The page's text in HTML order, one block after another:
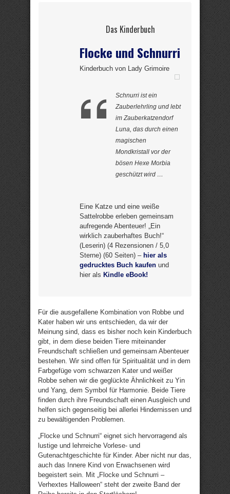
Das Kinderbuch
Flocke und Schnurri
Kinderbuch von Lady Grimoire
Schnurri ist ein
Zauberlehrling und lebt
im Zauberkatzendorf
Luna, das durch einen
magischen
Mondkristall vor der
bösen Hexe Morbia
geschützt wird …
Eine Katze und eine weiße
Sattelrobbe erleben gemeinsam
aufregende Abenteuer! „Ein
wirklich zauberhaftes Buch!“
(Leserin) (4 Rezensionen / 5,0
Sterne) (60 Seiten) – hier als
gedrucktes Buch kaufen und
hier als Kindle eBook!
Für die ausgefallene Kombination von Robbe und
Kater haben wir uns entschieden, da wir der
Meinung sind, dass es bisher noch kein Kinderbuch
gibt, in dem diese beiden Tiere miteinander
Freundschaft schließen und gemeinsam Abenteuer
bestehen. Wir sind offen für Spiritualität und in dem
Farbgefüge vom schwarzen Kater und weißer
Robbe sehen wir die geglückte Ähnlichkeit zu Yin
und Yang, dem Symbol für Harmonie. Beide Tiere
finden durch ihre Freundschaft einen Ausgleich und
helfen sich gegenseitig bei allerlei Hindernissen und
zu bewältigenden Problemen.
„Flocke und Schnurri“ eignet sich hervorragend als
lustige und lehrreiche Vorlese- und
Gutenachtgeschichte für Kinder. Aber nicht nur das,
auch das Innere Kind von Erwachsenen wird
begeistert sein. Mit „Flocke und Schnurri –
Verhextes Halloween“ steht der zweite Band der